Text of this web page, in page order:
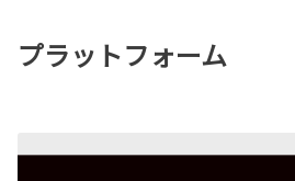
プラットフォーム